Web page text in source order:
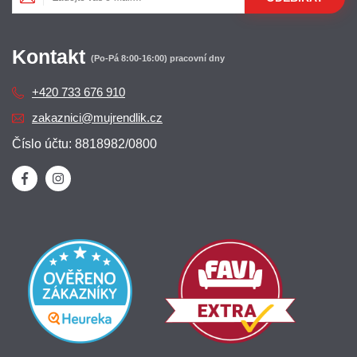
Kontakt (Po-Pá 8:00-16:00) pracovní dny
+420 733 676 910
zakaznici@mujrendlik.cz
Číslo účtu: 8818982/0800